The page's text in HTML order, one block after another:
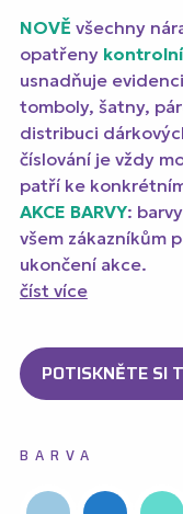
NOVĚ všechny
opatřeny
usnadňuje
tomboly, šatny,
distribuci
číslování je vždy
patří ke
AKCE BARVY:
všem zákazníkům
ukončení akce.
číst více
POTISKNĚTE SI
BARVA